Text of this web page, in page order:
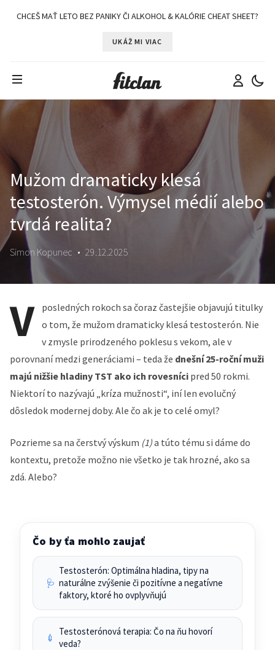
CHCEŠ MAŤ LETO BEZ PANIKY ČI ALKOHOL & KALÓRIE CHEAT SHEET?
UKÁŽ MI VIAC
Mužom dramaticky klesá
testosterón. Výmysel médií alebo
tvrdá realita?
Simon Kopunec • 29.12.2025
V
posledných rokoch sa čoraz častejšie objavujú titulky
o tom, že mužom dramaticky klesá testosterón. Nie
v zmysle prirodzeného poklesu s vekom, ale v
porovnaní medzi generáciami – teda že dnešní 25-roční muži
majú nižšie hladiny TST ako ich rovesníci pred 50 rokmi.
Niektorí to nazývajú „kríza mužnosti“, iní len evolučný
dôsledok modernej doby. Ale čo ak je to celé omyl?
Pozrieme sa na čerstvý výskum (1)a túto tému si dáme do
kontextu, pretože možno nie všetko je tak hrozné, ako sa
zdá. Alebo?
Čo by ťa mohlo zaujať
🩺
Testosterón: Optimálna hladina, tipy na
naturálne zvýšenie či pozitívne a negatívne
faktory, ktoré ho ovplyvňujú
💉
Testosterónová terapia: Čo na ňu hovorí
veda?